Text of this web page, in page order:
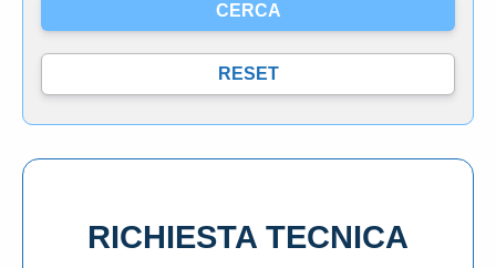
RICHIESTA TECNICA